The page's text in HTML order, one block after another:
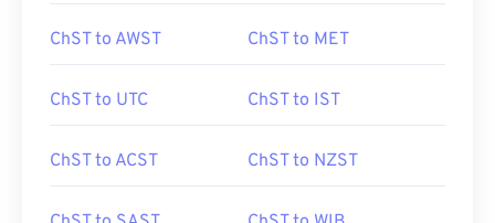
ChST to AWST ChST to MET
ChST to UTC ChST to IST
ChST to ACST ChST to NZST